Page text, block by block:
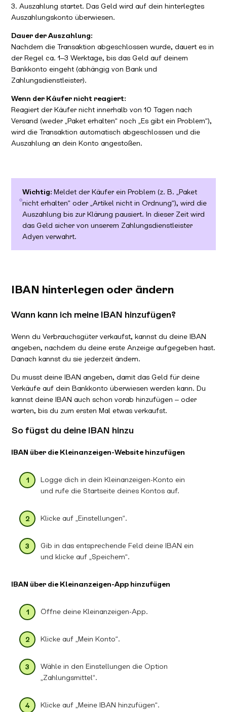
3. Auszahlung startet. Das Geld wird auf dein hinterlegtes
Auszahlungskonto überwiesen.
Dauer der Auszahlung:
Nachdem die Transaktion abgeschlossen wurde, dauert es in
der Regel ca. 1–3 Werktage, bis das Geld auf deinem
Bankkonto eingeht (abhängig von Bank und
Zahlungsdienstleister).
Wenn der Käufer nicht reagiert:
Reagiert der Käufer nicht innerhalb von 10 Tagen nach
Versand (weder „Paket erhalten“ noch „Es gibt ein Problem“),
wird die Transaktion automatisch abgeschlossen und die
Auszahlung an dein Konto angestoßen.
Wichtig: Meldet der Käufer ein Problem (z. B. „Paket
nicht erhalten“ oder „Artikel nicht in Ordnung“), wird die
Auszahlung bis zur Klärung pausiert. In dieser Zeit wird
das Geld sicher von unserem Zahlungsdienstleister
Adyen verwahrt.
IBAN hinterlegen oder ändern
Wann kann ich meine IBAN hinzufügen?
Wenn du Verbrauchsgüter verkaufst, kannst du deine IBAN
angeben, nachdem du deine erste Anzeige aufgegeben hast.
Danach kannst du sie jederzeit ändern.
Du musst deine IBAN angeben, damit das Geld für deine
Verkäufe auf dein Bankkonto überwiesen werden kann. Du
kannst deine IBAN auch schon vorab hinzufügen – oder
warten, bis du zum ersten Mal etwas verkaufst.
So fügst du deine IBAN hinzu
IBAN über die Kleinanzeigen-Website hinzufügen
Logge dich in dein Kleinanzeigen-Konto ein
und rufe die Startseite deines Kontos auf.
Klicke auf „Einstellungen“.
Gib in das entsprechende Feld deine IBAN ein
und klicke auf „Speichern“.
IBAN über die Kleinanzeigen-App hinzufügen
Öffne deine Kleinanzeigen-App.
Klicke auf „Mein Konto“.
Wähle in den Einstellungen die Option
„Zahlungsmittel“.
Klicke auf „Meine IBAN hinzufügen“.